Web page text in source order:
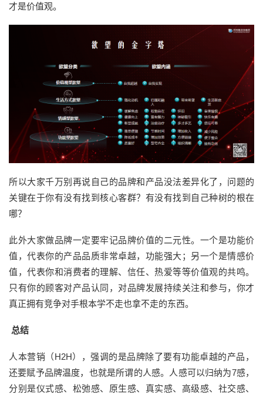
才是价值观。
所以大家千万别再说自己的品牌和产品没法差异化了，问题的
关键在于你有没有找到核心客群？有没有找到自己种树的根在
哪？
此外大家做品牌一定要牢记品牌价值的二元性。一个是功能价
值，代表你的产品品质非常卓越，功能强大；另一个是情感价
值，代表你和消费者的理解、信任、热爱等等价值观的共鸣。
只有你的顾客对产品认同，对品牌发展持续关注和参与，你才
真正拥有竞争对手根本学不走也拿不走的东西。
总结
人本营销（H2H），强调的是品牌除了要有功能卓越的产品，
还要赋予品牌温度，也就是所谓的人感。人感可以归纳为7感，
分别是仪式感、松弛感、原生感、真实感、高级感、社交感、